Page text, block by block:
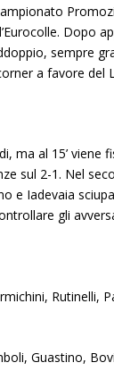
Dopo
sempre
a favore del
ma al 15’
sul 2-1. Nel
e Iadevaia
gli
Rutinelli,
Guastino,